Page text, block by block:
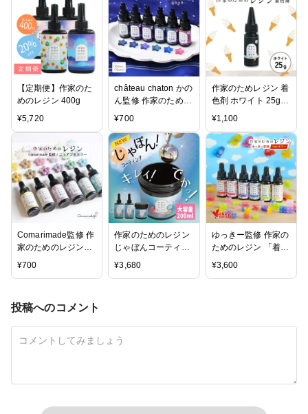
【定期便】作家のた
めのレジン 400g
¥5,720
château chaton かの
ん監修 作家のための
レジン 「着色剤 濃
夜空カラー6色」セ
ット
¥700
作家のためレジン 着
色剤 ホワイト 25g
大容量
¥1,100
Comarimade監修 作
家のためのレジン
「着色剤 濃縮カラー
¥700
作家のためのレジン
じゃぼんコーティン
グ どぼん液 200ml
遮光ケース付き
¥3,680
ゆっきー監修 作家の
ためのレジン 「着色
剤 濃縮カラーレジン
10g TOYカラー6色
¥3,600
投稿へのコメント